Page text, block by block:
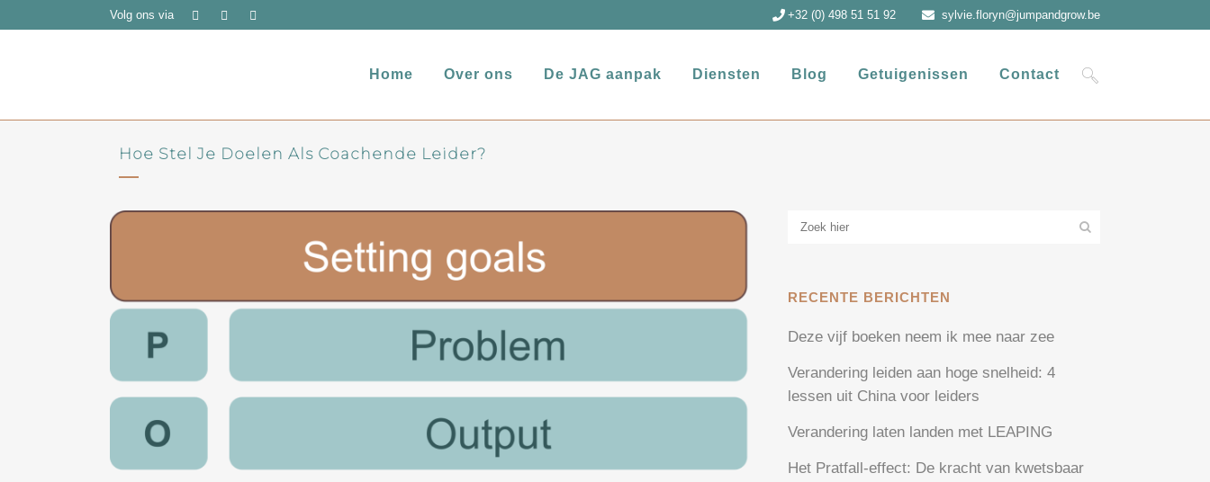
Volg ons via +32 (0) 498 51 51 92 sylvie.floryn@jumpandgrow.be
Home Over ons De JAG aanpak Diensten Blog Getuigenissen Contact
Hoe Stel Je Doelen Als Coachende Leider?
RECENTE BERICHTEN
Deze vijf boeken neem ik mee naar zee
Verandering leiden aan hoge snelheid: 4
lessen uit China voor leiders
Verandering laten landen met LEAPING
Het Pratfall-effect: De kracht van kwetsbaar